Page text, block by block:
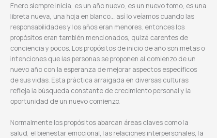
Enero siempre inicia, es un año nuevo, es un nuevo tomo, es una
libreta nueva, una hoja en blanco… así lo veíamos cuando las
responsabilidades y los años eran menores, entonces los
propósitos eran también mencionados, quizá carentes de
conciencia y pocos. Los propósitos de inicio de año son metas o
intenciones que las personas se proponen al comienzo de un
nuevo año con la esperanza de mejorar aspectos específicos
de sus vidas. Esta práctica arraigada en diversas culturas
refleja la búsqueda constante de crecimiento personal y la
oportunidad de un nuevo comienzo.
Normalmente los propósitos abarcan áreas claves como la
salud, el bienestar emocional, las relaciones interpersonales, la